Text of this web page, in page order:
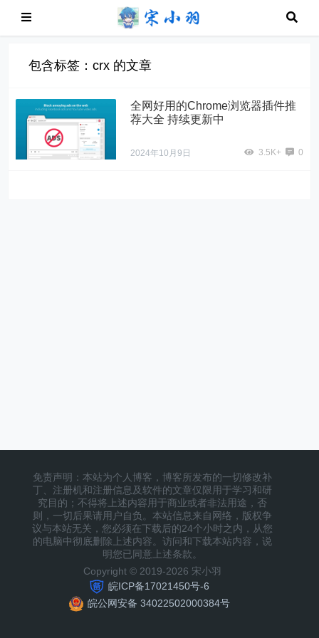
包含标签：crx 的文章
全网好用的Chrome浏览器插件推
荐大全 持续更新中
2024年10月9日 3.5K+ 0
免责声明：本站为个人博客，博客所发布的一切修改补
丁、注册机和注册信息及软件的文章仅限用于学习和研
究目的；不得将上述内容用于商业或者非法用途，否
则，一切后果请用户自负。本站信息来自网络，版权争
议与本站无关，您必须在下载后的24个小时之内，从您
的电脑中彻底删除上述内容。访问和下载本站内容，说
明您已同意上述条款。
Copyright © 2019-2026 宋小羽
皖ICP备17021450号-6
皖公网安备 34022502000384号